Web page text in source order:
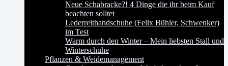
Neue Schabracke?! 4 Dinge die ihr beim Kauf
beachten solltet
Lederreithandschuhe (Felix Bühler, Schwenker)
im Test
Warm durch den Winter – Mein liebsten Stall und
Winterschuhe
Pflanzen & Weidemanagement